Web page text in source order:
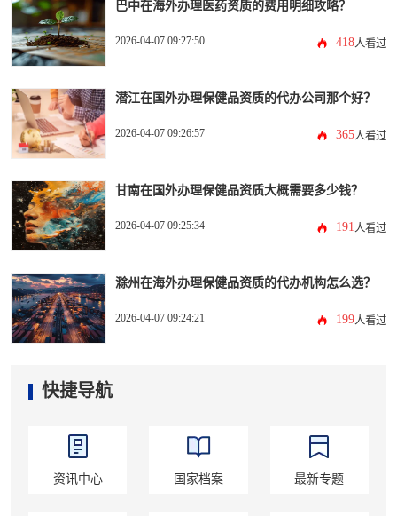
巴中在海外办理医药资质的费用明细攻略？
2026-04-07 09:27:50 418人看过
潜江在国外办理保健品资质的代办公司那个好？
2026-04-07 09:26:57 365人看过
甘南在国外办理保健品资质大概需要多少钱？
2026-04-07 09:25:34 191人看过
滁州在海外办理保健品资质的代办机构怎么选？
2026-04-07 09:24:21 199人看过
快捷导航
资讯中心 国家档案 最新专题